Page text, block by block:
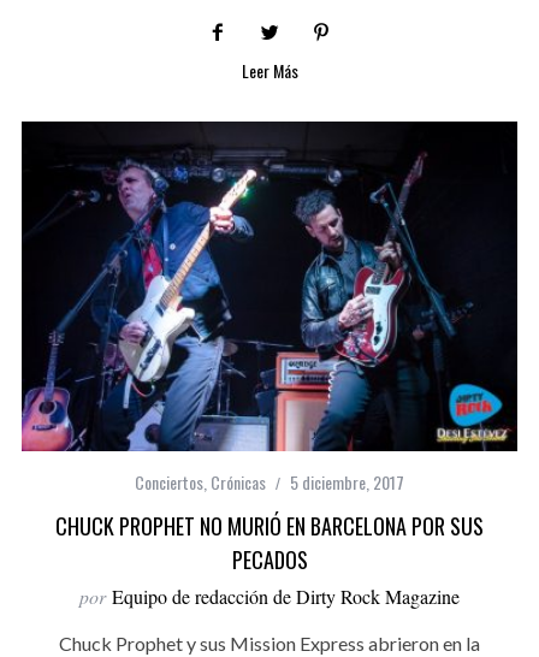
Leer Más
Conciertos Crónicas 5 diciembre, 2017
CHUCK PROPHET NO MURIÓ EN BARCELONA POR SUS
PECADOS
por Equipo de redacción de Dirty Rock Magazine
Chuck Prophet y sus Mission Express abrieron en la